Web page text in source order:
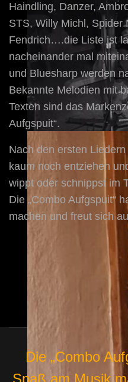
Haindling, Danzer,
STS, Willy Michl, Spider
Fendrich….die Liste ist
nacheinander mal
und Bluesharp werden
Bekannte Melodien mit
Texten sind das
Aufgspuit“.
Nach den ersten
kaum noch entziehen
wippt oder schnippst im
Die „Combo Aufgspuit“
machen und freut sich
Die „Combo
Spaß am Musik